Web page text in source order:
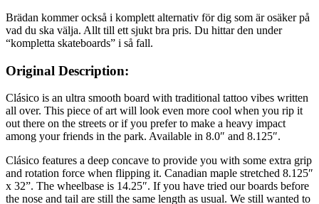
Brädan kommer också i komplett alternativ för dig som är osäker på
vad du ska välja. Allt till ett sjukt bra pris. Du hittar den under
“kompletta skateboards” i så fall.
Original Description:
Clásico is an ultra smooth board with traditional tattoo vibes written
all over. This piece of art will look even more cool when you rip it
out there on the streets or if you prefer to make a heavy impact
among your friends in the park. Available in 8.0″ and 8.125″.
Clásico features a deep concave to provide you with some extra grip
and rotation force when flipping it. Canadian maple stretched 8.125″
x 32”. The wheelbase is 14.25″. If you have tried our boards before
the nose and tail are still the same length as usual. We still wanted to